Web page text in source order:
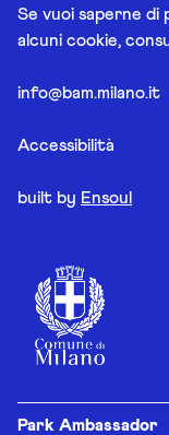
Se vuoi saperne di
alcuni cookie,
info@bam.milano.it
Accessibilità
built by Ensoul
Park Ambassador